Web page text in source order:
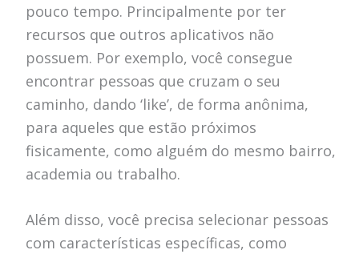
pouco tempo. Principalmente por ter
recursos que outros aplicativos não
possuem. Por exemplo, você consegue
encontrar pessoas que cruzam o seu
caminho, dando ‘like’, de forma anônima,
para aqueles que estão próximos
fisicamente, como alguém do mesmo bairro,
academia ou trabalho.
Além disso, você precisa selecionar pessoas
com características específicas, como